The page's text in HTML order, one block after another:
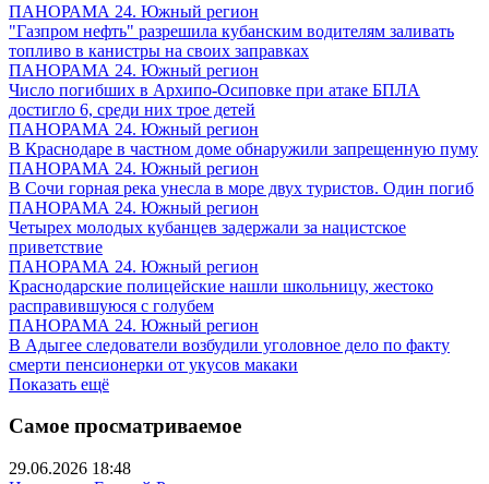
ПАНОРАМА 24. Южный регион
"Газпром нефть" разрешила кубанским водителям заливать
топливо в канистры на своих заправках
ПАНОРАМА 24. Южный регион
Число погибших в Архипо-Осиповке при атаке БПЛА
достигло 6, среди них трое детей
ПАНОРАМА 24. Южный регион
В Краснодаре в частном доме обнаружили запрещенную пуму
ПАНОРАМА 24. Южный регион
В Сочи горная река унесла в море двух туристов. Один погиб
ПАНОРАМА 24. Южный регион
Четырех молодых кубанцев задержали за нацистское
приветствие
ПАНОРАМА 24. Южный регион
Краснодарские полицейские нашли школьницу, жестоко
расправившуюся с голубем
ПАНОРАМА 24. Южный регион
В Адыгее следователи возбудили уголовное дело по факту
смерти пенсионерки от укусов макаки
Показать ещё
Самое просматриваемое
29.06.2026 18:48